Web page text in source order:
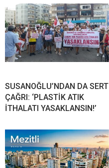
SUSANOĞLU’NDAN DA SERT
ÇAĞRI: ‘PLASTİK ATIK
İTHALATI YASAKLANSIN!’